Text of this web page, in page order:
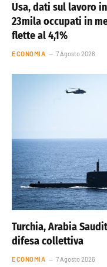
Usa, dati sul lavoro
23mila occupati in
flette al 4,1%
ECONOMIA 7 Agosto 2026
Turchia, Arabia
difesa collettiva
ECONOMIA 7 Agosto 2026